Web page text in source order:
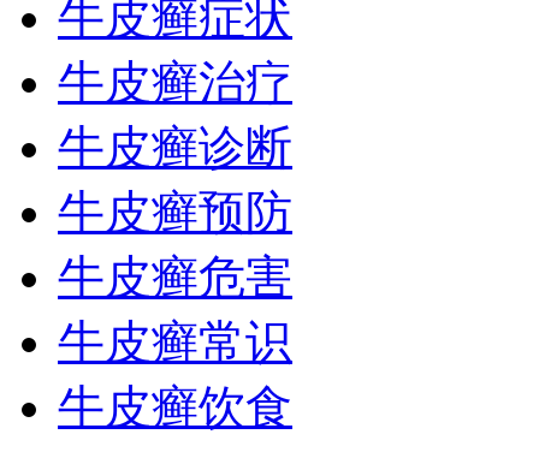
牛皮癣症状
牛皮癣治疗
牛皮癣诊断
牛皮癣预防
牛皮癣危害
牛皮癣常识
牛皮癣饮食